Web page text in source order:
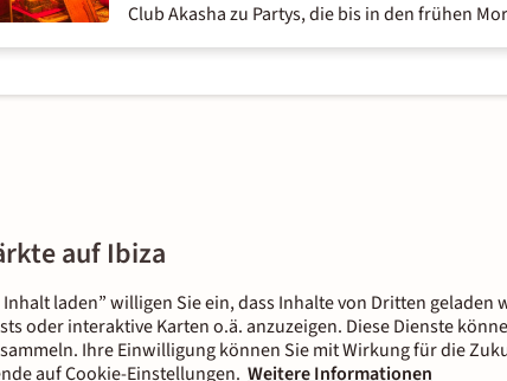
Club Akasha zu Partys, die bis in den frühen
auf Ibiza
laden” willigen Sie ein, dass Inhalte von Dritten geladen
oder interaktive Karten o.ä. anzuzeigen. Diese Dienste
Ihre Einwilligung können Sie mit Wirkung für die
auf Cookie-Einstellungen. Weitere Informationen